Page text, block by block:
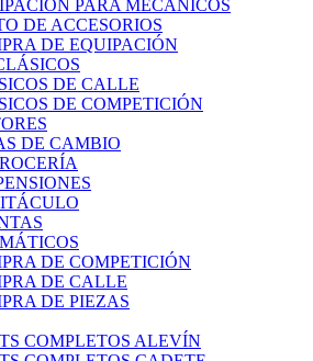
PARA MECÁNICOS
DE ACCESORIOS
DE EQUIPACIÓN
DE CALLE
DE COMPETICIÓN
DE CAMBIO
DE COMPETICIÓN
DE CALLE
DE PIEZAS
COMPLETOS ALEVÍN